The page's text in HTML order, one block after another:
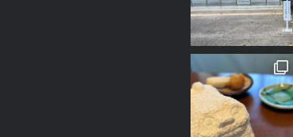
今日で最後になります
くろ